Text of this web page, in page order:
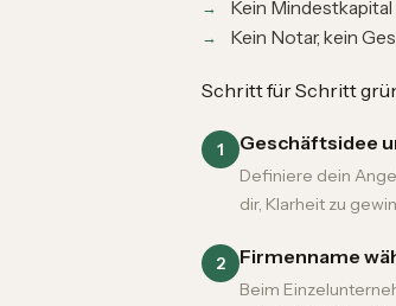
Kein
Kein Notar, kein
Schritt für Schritt
1 Geschäftsidee
Definiere dein
dir, Klarheit zu
2 Firmenname
Beim